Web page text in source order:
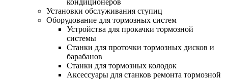
кондиционеров
Установки обслуживания ступиц
Оборудование для тормозных систем
Устройства для прокачки тормозной
системы
Станки для проточки тормозных дисков и
барабанов
Станки для тормозных колодок
Аксессуары для станков ремонта тормозной